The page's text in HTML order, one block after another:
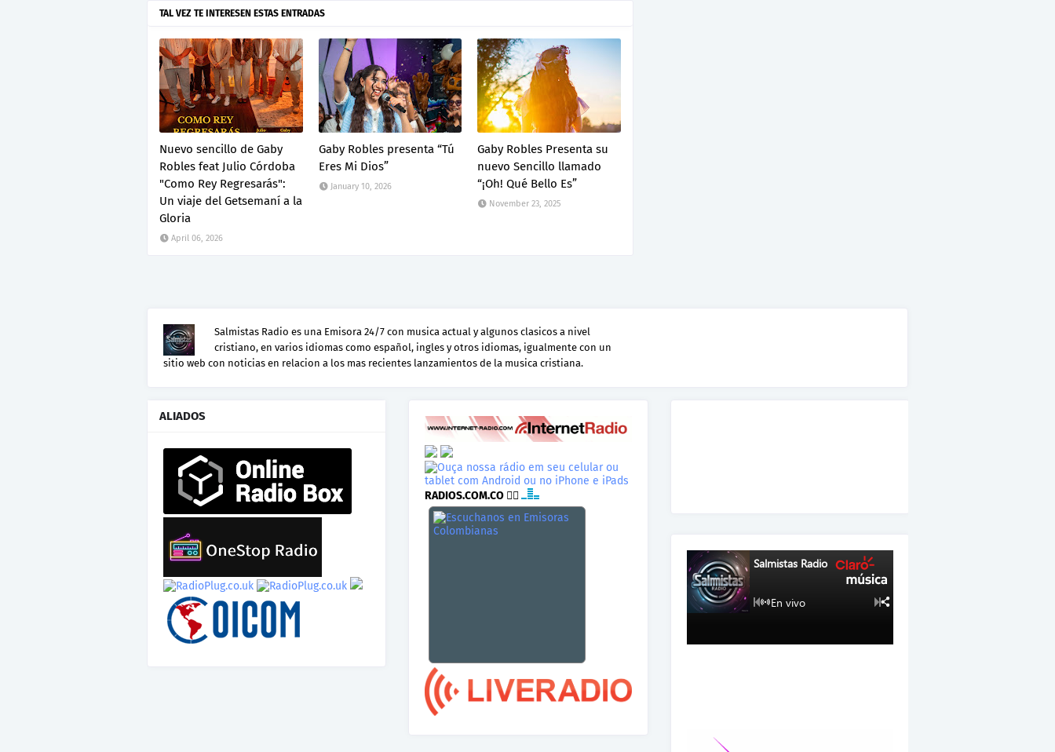
TAL VEZ TE INTERESEN ESTAS ENTRADAS
Nuevo sencillo de Gaby
Robles feat Julio Córdoba
"Como Rey Regresarás":
Un viaje del Getsemaní a la
Gloria
April 06, 2026
Gaby Robles presenta “Tú
Eres Mi Dios”
January 10, 2026
Gaby Robles Presenta su
nuevo Sencillo llamado
“¡Oh! Qué Bello Es”
November 23, 2025
Salmistas Radio es una Emisora 24/7 con musica actual y algunos clasicos a nivel
cristiano, en varios idiomas como español, ingles y otros idiomas, igualmente con un
sitio web con noticias en relacion a los mas recientes lanzamientos de la musica cristiana.
ALIADOS
RADIOS.COM.CO 👉🏾